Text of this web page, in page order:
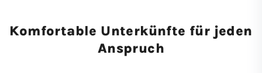
Komfortable Unterkünfte für jeden
Anspruch